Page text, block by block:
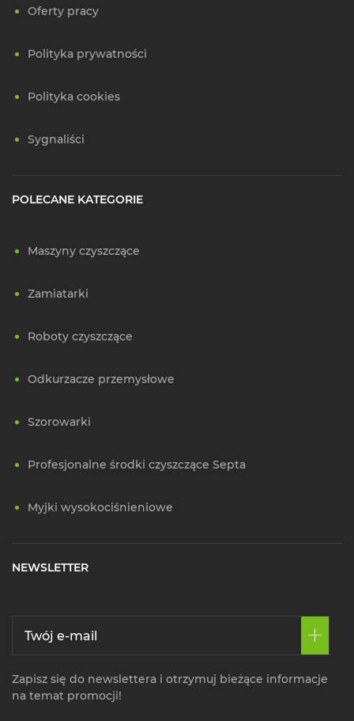
Oferty pracy
Polityka prywatności
Polityka cookies
Sygnaliści
POLECANE KATEGORIE
Maszyny czyszczące
Zamiatarki
Roboty czyszczące
Odkurzacze przemysłowe
Szorowarki
Profesjonalne środki czyszczące Septa
Myjki wysokociśnieniowe
NEWSLETTER
Zapisz się do newslettera i otrzymuj bieżące informacje
na temat promocji!